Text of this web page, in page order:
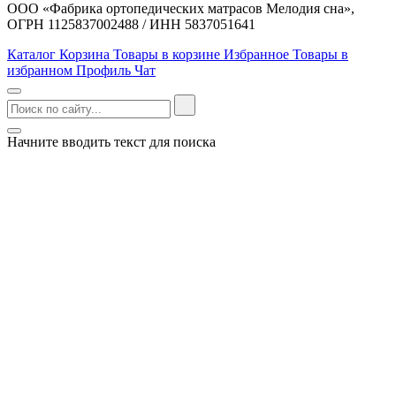
ООО «Фабрика ортопедических матрасов Мелодия сна»,
ОГРН 1125837002488 / ИНН 5837051641
Каталог Корзина Товары в корзине Избранное Товары в
избранном Профиль Чат
Начните вводить текст для поиска